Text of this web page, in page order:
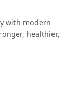
with modern
healthier,